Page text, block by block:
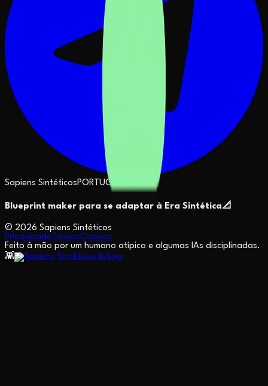
Sapiens Sintéticos PORTUGUESE
Blueprint maker para se adaptar à Era Sintética📐
© 2026 Sapiens Sintéticos
Privacidade TermosCookies
Feito à mão por um humano atípico e algumas IAs disciplinadas.
👾